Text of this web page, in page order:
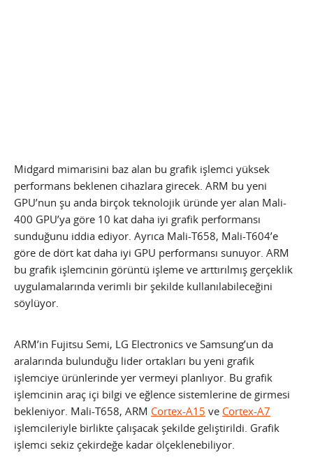
Midgard mimarisini baz alan bu grafik işlemci yüksek
performans beklenen cihazlara girecek. ARM bu yeni
GPU’nun şu anda birçok teknolojik üründe yer alan Mali-
400 GPU’ya göre 10 kat daha iyi grafik performansı
sunduğunu iddia ediyor. Ayrıca Mali-T658, Mali-T604’e
göre de dört kat daha iyi GPU performansı sunuyor. ARM
bu grafik işlemcinin görüntü işleme ve arttırılmış gerçeklik
uygulamalarında verimli bir şekilde kullanılabileceğini
söylüyor.
ARM’in Fujitsu Semi, LG Electronics ve Samsung’un da
aralarında bulunduğu lider ortakları bu yeni grafik
işlemciye ürünlerinde yer vermeyi planlıyor. Bu grafik
işlemcinin araç içi bilgi ve eğlence sistemlerine de girmesi
bekleniyor. Mali-T658, ARM Cortex-A15 ve Cortex-A7
işlemcileriyle birlikte çalışacak şekilde geliştirildi. Grafik
işlemci sekiz çekirdeğe kadar ölçeklenebiliyor.